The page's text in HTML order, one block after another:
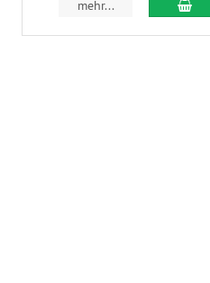
mehr...